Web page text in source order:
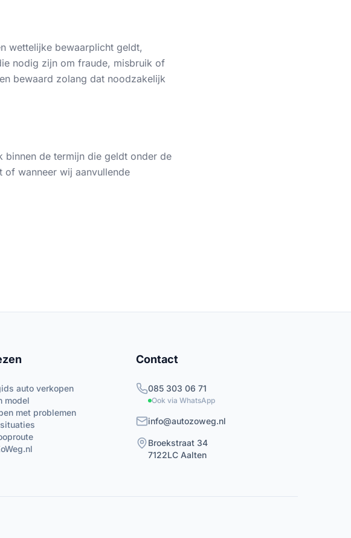
wettelijke bewaarplicht geldt,
nodig zijn om fraude, misbruik of
bewaard zolang dat noodzakelijk
binnen de termijn die geldt onder de
of wanneer wij aanvullende
auto verkopen
model
met problemen
Contact
085 303 06 71
Ook via WhatsApp
info@autozoweg.nl
Broekstraat 34
7122LC Aalten